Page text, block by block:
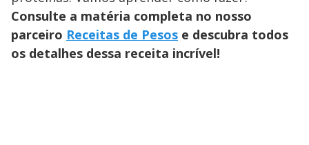
Consulte a matéria completa no nosso
parceiro Receitas de Pesos e descubra todos
os detalhes dessa receita incrível!